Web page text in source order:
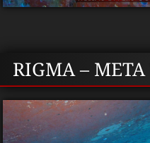
RIGMA –